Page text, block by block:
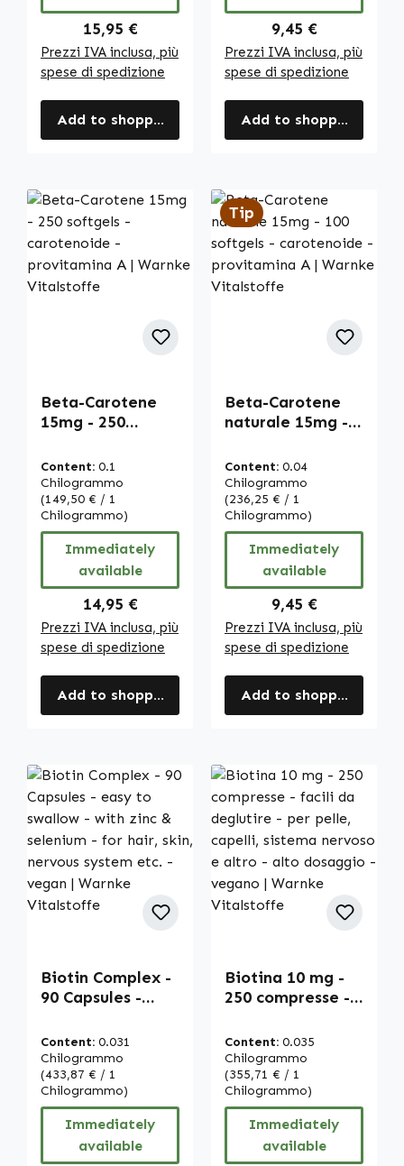
Energetico, il
Sistema
Immunitario e
altro | Warnke
Vitalstoffe
Regular price:
15,95 €
Prezzi IVA inclusa, più
spese di spedizione
Add to shopping cart
Regular price:
9,45 €
Prezzi IVA inclusa, più
spese di spedizione
Add to shopping cart
Beta-Carotene
15mg - 250
carotenoide -
provitamina A |
Warnke
Vitalstoffe
Content: 0.1
Chilogrammo
(149,50 € / 1
Chilogrammo)
Immediately
available
Regular price:
14,95 €
Prezzi IVA inclusa, più
spese di spedizione
Add to shopping cart
Tip
Beta-Carotene
naturale 15mg -
carotenoide -
provitamina A |
Warnke
Vitalstoffe
Content: 0.04
Chilogrammo
(236,25 € / 1
Chilogrammo)
Immediately
available
Regular price:
9,45 €
Prezzi IVA inclusa, più
spese di spedizione
Add to shopping cart
Biotin Complex -
90 Capsules -
with zinc &
selenium - for
hair, skin,
nervous system
etc. - vegan |
Vitalstoffe
Content: 0.031
Chilogrammo
(433,87 € / 1
Chilogrammo)
Immediately
available
Biotina 10 mg -
250 compresse -
deglutire - per
pelle, capelli,
sistema nervoso
e altro - alto
dosaggio -
vegano | Warnke
Vitalstoffe
Content: 0.035
Chilogrammo
(355,71 € / 1
Chilogrammo)
Immediately
available